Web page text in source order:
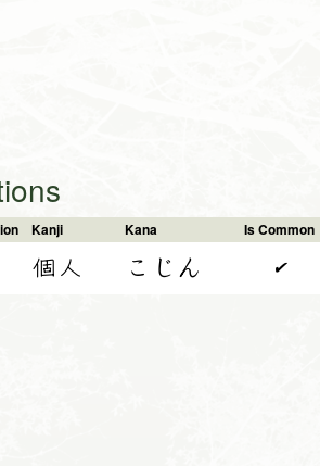
Kanji Kana Is Common
個人 こじん ✔